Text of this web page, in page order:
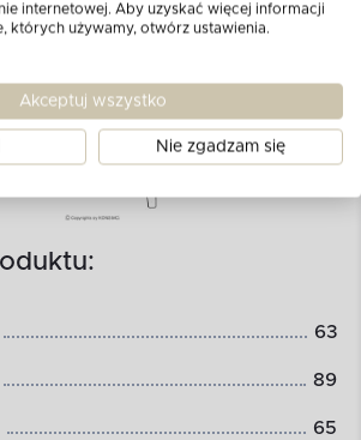
63
89
65
internetowej. Aby uzyskać więcej informacji
których używamy, otwórz ustawienia.
Akceptuj wszystko
Nie zgadzam się